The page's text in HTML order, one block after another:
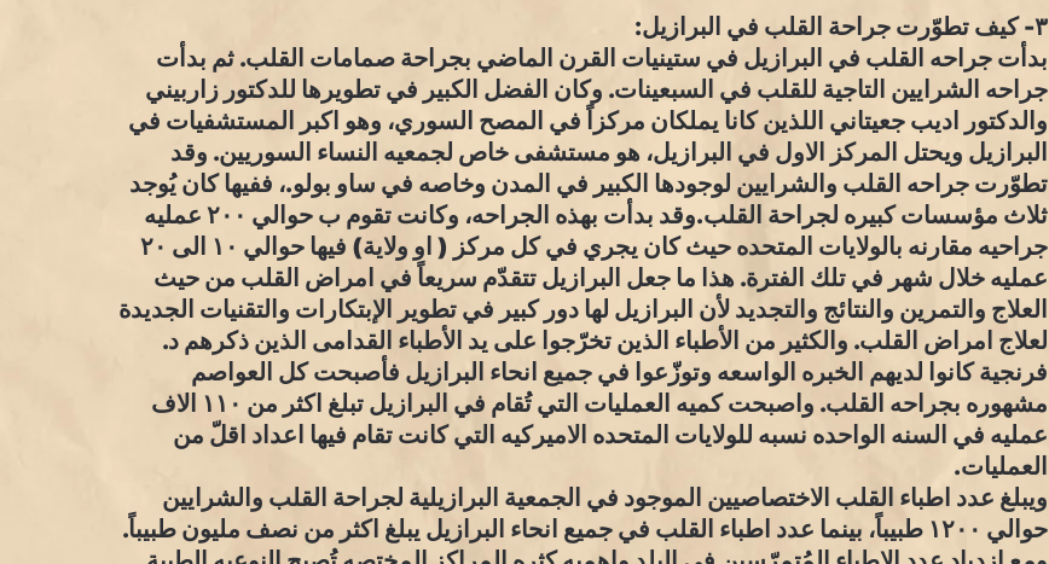
٣- كيف تطوّرت جراحة القلب في البرازيل:
بدأت جراحه القلب في البرازيل في ستينيات القرن الماضي بجراحة صمامات القلب. ثم بدأت
جراحه الشرايين التاجية للقلب في السبعينات. وكان الفضل الكبير في تطويرها للدكتور زاربيني
والدكتور اديب جعيتاني اللذين كانا يملكان مركزاً في المصح السوري، وهو اكبر المستشفيات في
البرازيل ويحتل المركز الاول في البرازيل، هو مستشفى خاص لجمعيه النساء السوريين. وقد
تطوّرت جراحه القلب والشرايين لوجودها الكبير في المدن وخاصه في ساو بولو.، ففيها كان يُوجد
ثلاث مؤسسات كبيره لجراحة القلب.وقد بدأت بهذه الجراحه، وكانت تقوم ب حوالي ٢٠٠ عمليه
جراحيه مقارنه بالولايات المتحده حيث كان يجري في كل مركز ( او ولاية) فيها حوالي ١٠ الى ٢٠
عمليه خلال شهر في تلك الفترة. هذا ما جعل البرازيل تتقدّم سريعاً في امراض القلب من حيث
العلاج والتمرين والنتائج والتجديد لأن البرازيل لها دور كبير في تطوير الإبتكارات والتقنيات الجديدة
لعلاج امراض القلب. والكثير من الأطباء الذين تخرّجوا على يد الأطباء القدامى الذين ذكرهم د.
فرنجية كانوا لديهم الخبره الواسعه وتوزّعوا في جميع انحاء البرازيل فأصبحت كل العواصم
مشهوره بجراحه القلب. واصبحت كميه العمليات التي تُقام في البرازيل تبلغ اكثر من ١١٠ الاف
عمليه في السنه الواحده نسبه للولايات المتحده الاميركيه التي كانت تقام فيها اعداد اقلّ من
العمليات.
ويبلغ عدد اطباء القلب الاختصاصيين الموجود في الجمعية البرازيلية لجراحة القلب والشرايين
حوالي ١٢٠٠ طبيباً، بينما عدد اطباء القلب في جميع انحاء البرازيل يبلغ اكثر من نصف مليون طبيباً.